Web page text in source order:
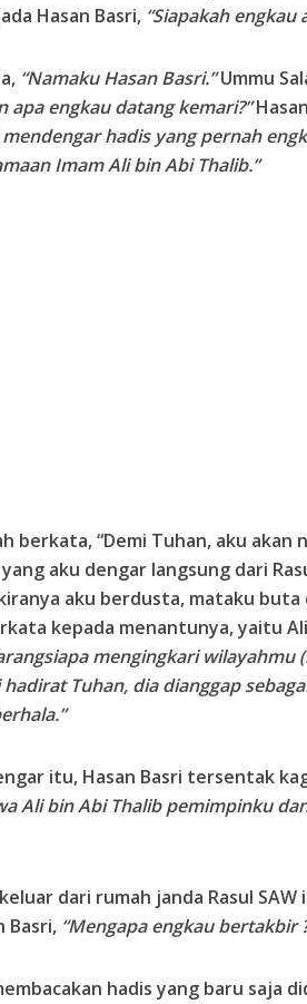
Hasan Basri, “Siapakah engkau
“Namaku Hasan Basri.”Ummu
apa engkau datang kemari?”
hadis yang pernah
Imam Ali bin Abi Thalib.”
berkata, “Demi Tuhan, aku akan
aku dengar langsung dari
aku berdusta, mataku
kepada menantunya, yaitu
mengingkari
Tuhan, dia dianggap
itu, Hasan Basri tersentak
Ali bin Abi Thalib pemimpinku
dari rumah janda Rasul
Basri, “Mengapa engkau bertakbir
hadis yang baru saja